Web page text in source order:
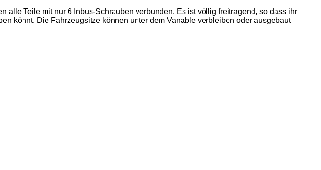
alle Teile mit nur 6 Inbus-Schrauben verbunden. Es ist völlig freitragend, so dass ihr
könnt. Die Fahrzeugsitze können unter dem Vanable verbleiben oder ausgebaut